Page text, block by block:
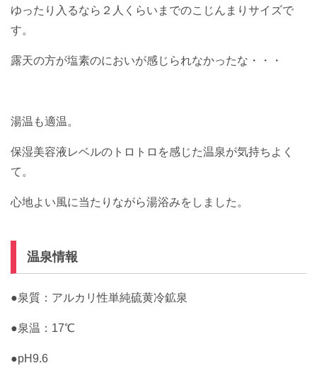
ゆったり入るなら２人くらいまでのこじんまりサイズで
す。
露天の方が塩素のにおいが感じられなかったな・・・
湯温も適温。
保湿美容液レベルのトロトロを感じた温泉が気持ちよく
て。
心地よい風に当たりながら湯浴みをしました。
温泉情報
●泉質：アルカリ性単純硫黄冷鉱泉
●泉温：17℃
●pH9.6